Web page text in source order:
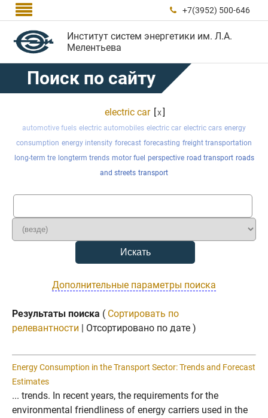
  +7(3952) 500-646
Институт систем энергетики им. Л.А.
Мелентьева
Поиск по сайту
electric car [x]
automotive fuels electric automobiles electric car electric cars energy
consumption energy intensity forecast forecasting freight transportation
long-term tre longterm trends motor fuel perspective road transport roads
and streets transport
Дополнительные параметры поиска
Результаты поиска ( Сортировать по
релевантности | Отсортировано по дате )
Energy Consumption in the Transport Sector: Trends and Forecast
Estimates
... trends. In recent years, the requirements for the
environmental friendliness of energy carriers used in the